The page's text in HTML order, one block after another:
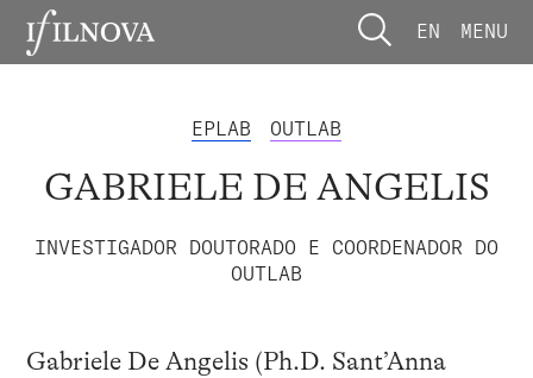
EN MENU
EPLAB OUTLAB
GABRIELE DE ANGELIS
INVESTIGADOR DOUTORADO E COORDENADOR DO
OUTLAB
Gabriele De Angelis (Ph.D. Sant’Anna